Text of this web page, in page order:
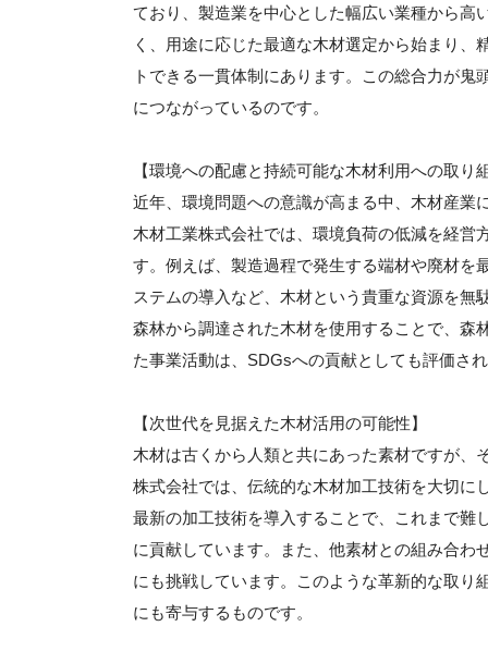
ており、製造業を中心とした幅広い業種から高
く、用途に応じた最適な木材選定から始まり
トできる一貫体制にあります。この総合力が
につながっているのです。
【環境への配慮と持続可能な木材利用への取り
近年、環境問題への意識が高まる中、木材産業
木材工業株式会社では、環境負荷の低減を経営
す。例えば、製造過程で発生する端材や廃材を
ステムの導入など、木材という貴重な資源を
森林から調達された木材を使用することで、森
た事業活動は、SDGsへの貢献としても評価さ
【次世代を見据えた木材活用の可能性】
木材は古くから人類と共にあった素材ですが、
株式会社では、伝統的な木材加工技術を大切に
最新の加工技術を導入することで、これまで難
に貢献しています。また、他素材との組み合わ
にも挑戦しています。このような革新的な取り
にも寄与するものです。